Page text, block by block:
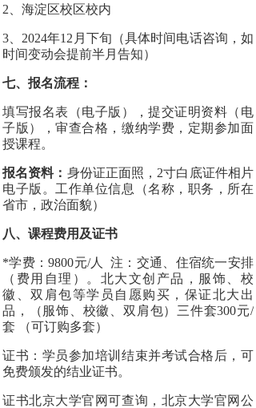
2、海淀区校区校内
3、2024年12月下旬（具体时间电话咨询，如
时间变动会提前半月告知）
七、报名流程：
填写报名表（电子版），提交证明资料（电
子版），审查合格，缴纳学费，定期参加面
授课程。
报名资料： 身份证正面照，2寸白底证件相片
电子版。工作单位信息（名称，职务，所在
省市，政治面貌）
八、课程费用及证书
*学费：9800元/人 注：交通、住宿统一安排
（费用自理）。北大文创产品，服饰、校
徽、双肩包等学员自愿购买，保证北大出
品，（服饰、校徽、双肩包）三件套300元/
套 （可订购多套）
证书：学员参加培训结束并考试合格后，可
免费颁发的结业证书。
证书北京大学官网可查询，北京大学官网公